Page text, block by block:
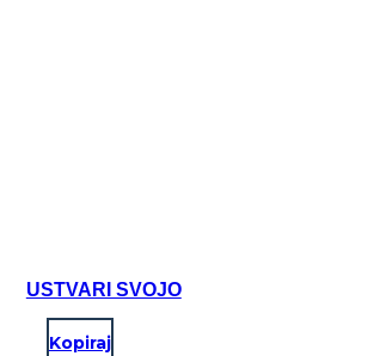
USTVARI SVOJO
Kopiraj